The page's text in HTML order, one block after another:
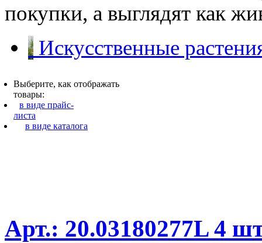
покупки, а выглядят как
Искусственные
Выберите, как отображать
товары:
в виде прайс-
листа
в виде каталога
Арт.: 20.03180277L 4